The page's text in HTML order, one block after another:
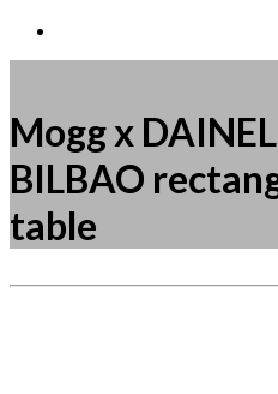
Mogg x
BILBAO
table